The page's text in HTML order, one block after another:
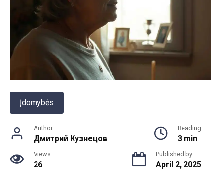
Įdomybės
Author
Дмитрий Кузнецов
Reading
3 min
Views
26
Published by
April 2, 2025